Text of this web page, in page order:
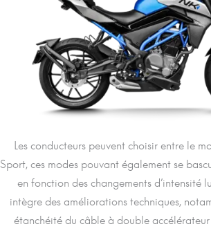
Les conducteurs peuvent choisir entre le
Sport, ces modes pouvant également se
en fonction des changements d’intensité
intègre des améliorations techniques,
étanchéité du câble à double